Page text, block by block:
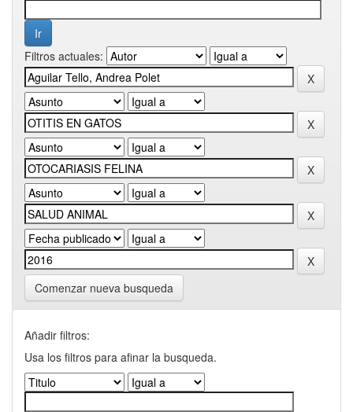
Filtros actuales:
Comenzar nueva busqueda
Añadir filtros:
Usa los filtros para afinar la busqueda.